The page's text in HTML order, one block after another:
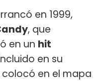
en 1999,
, que
en un hit
en su
colocó en el mapa